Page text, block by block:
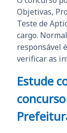
Objetivas,
Teste de
cargo.
responsável
verificar as
Estude